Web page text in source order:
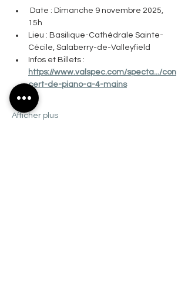
Date : Dimanche 9 novembre 2025,
15h
Lieu : Basilique-Cathédrale Sainte-
Cécile, Salaberry-de-Valleyfield
Infos et Billets :
https://www.valspec.com/specta.../con
cert-de-piano-a-4-mains
Afficher plus